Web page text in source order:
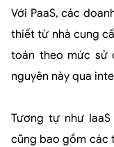
Với PaaS, các
thiết từ nhà cung
toán theo mức sử
nguyên này qua
Tương tự như
cũng bao gồm các